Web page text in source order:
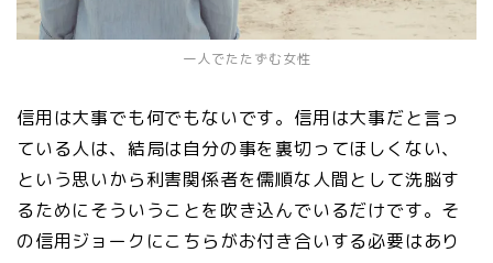
一人でたたずむ女性
信用は大事でも何でもないです。信用は大事だと言っ
ている人は、結局は自分の事を裏切ってほしくない、
という思いから利害関係者を儒順な人間として洗脳す
るためにそういうことを吹き込んでいるだけです。そ
の信用ジョークにこちらがお付き合いする必要はあり